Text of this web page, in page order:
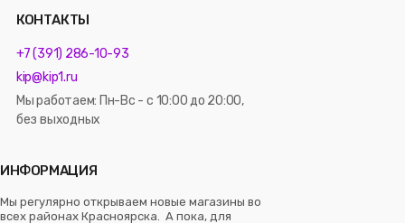
КОНТАКТЫ
+7 (391) 286-10-93
kip@kip1.ru
Мы работаем: Пн-Вс - с 10:00 до 20:00,
без выходных
ИНФОРМАЦИЯ
Мы регулярно открываем новые магазины во
всех районах Красноярска. А пока, для